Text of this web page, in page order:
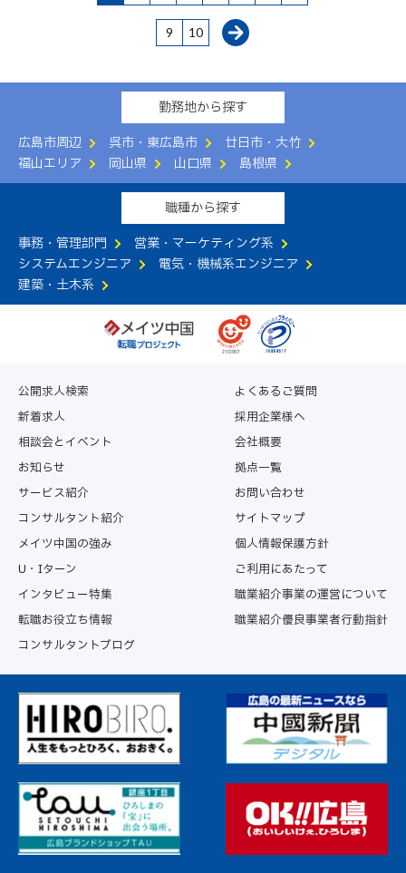
9 10
勤務地から探す
広島市周辺
呉市・東広島市
廿日市・大竹
福山エリア
岡山県 山口県 島根県
職種から探す
事務・管理部門
営業・マーケティング系
システムエンジニア
電気・機械系エンジニア
建築・土木系
公開求人検索
新着求人
相談会とイベント
お知らせ
サービス紹介
コンサルタント紹介
メイツ中国の強み
U・Iターン
インタビュー特集
転職お役立ち情報
コンサルタントブログ
よくあるご質問
採用企業様へ
会社概要
拠点一覧
お問い合わせ
サイトマップ
個人情報保護方針
ご利用にあたって
職業紹介事業の運営について
職業紹介優良事業者行動指針